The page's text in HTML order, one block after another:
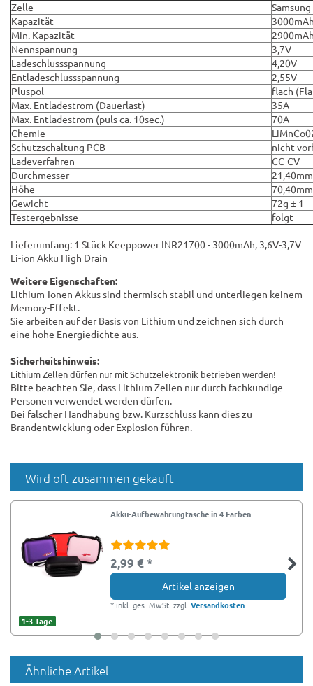
Zelle
Samsung
Kapazität
Min. Kapazität
Nennspannung
3,7V
Ladeschlussspannung
4,20V
Entladeschlussspannung
2,55V
Pluspol
flach
Max. Entladestrom (Dauerlast)
35A
Max. Entladestrom (puls ca. 10sec.)
70A
Chemie
Schutzschaltung PCB
nicht
Ladeverfahren
CC-CV
Durchmesser
Höhe
Gewicht
72g ± 1
Testergebnisse
folgt
Lieferumfang: 1 Stück Keeppower INR21700 - 3000mAh, 3,6V-3,7V
Li-ion Akku High Drain
Weitere Eigenschaften:
Lithium-Ionen Akkus sind thermisch stabil und unterliegen keinem
Memory-Effekt.
Sie arbeiten auf der Basis von Lithium und zeichnen sich durch
eine hohe Energiedichte aus.
Sicherheitshinweis:
Lithium Zellen dürfen nur mit Schutzelektronik betrieben werden!
Bitte beachten Sie, dass Lithium Zellen nur durch fachkundige
Personen verwendet werden dürfen.
Bei falscher Handhabung bzw. Kurzschluss kann dies zu
Brandentwicklung oder Explosion führen.
Wird oft zusammen gekauft
Akku-Aufbewahrungtasche in 4 Farben
2,99 € *
Artikel anzeigen
* inkl. ges. MwSt. zzgl.Versandkosten
1-3 Tage
Ähnliche Artikel